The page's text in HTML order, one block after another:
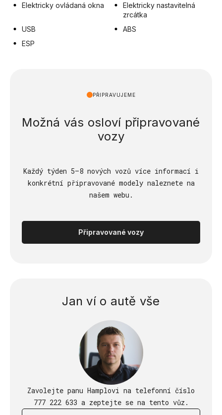
Elektricky ovládaná okna
Elektricky nastavitelná
zrcátka
USB
ABS
ESP
PŘIPRAVUJEME
Možná vás osloví připravované
vozy
Každý týden 5–8 nových vozů více informací i
konkrétní připravované modely naleznete na
našem webu.
Připravované vozy
Jan ví o autě vše
Zavolejte panu Hamplovi na telefonní číslo
777 222 633 a zeptejte se na tento vůz.